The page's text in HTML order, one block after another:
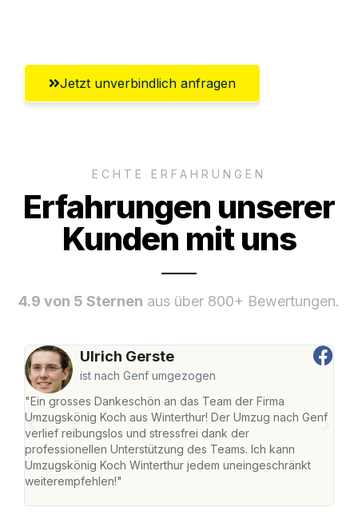
Jetzt unverbindlich anfragen
ECHTE ERFAHRUNGEN
Erfahrungen unserer
Kunden mit uns
4.9 von 5 Sternen aus über 800+ Bewertungen.
Ulrich Gerste
ist nach Genf umgezogen
"Ein grosses Dankeschön an das Team der Firma
Umzugskönig Koch aus Winterthur! Der Umzug nach Genf
verlief reibungslos und stressfrei dank der
professionellen Unterstützung des Teams. Ich kann
Umzugskönig Koch Winterthur jedem uneingeschränkt
weiterempfehlen!"